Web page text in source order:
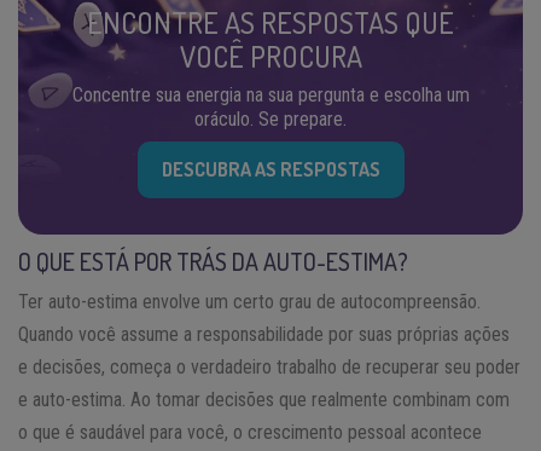
ENCONTRE AS RESPOSTAS QUE
VOCÊ PROCURA
Concentre sua energia na sua pergunta e escolha um
oráculo. Se prepare.
DESCUBRA AS RESPOSTAS
O QUE ESTÁ POR TRÁS DA AUTO-ESTIMA?
Ter auto-estima envolve um certo grau de autocompreensão.
Quando você assume a responsabilidade por suas próprias ações
e decisões, começa o verdadeiro trabalho de recuperar seu poder
e auto-estima. Ao tomar decisões que realmente combinam com
o que é saudável para você, o crescimento pessoal acontece